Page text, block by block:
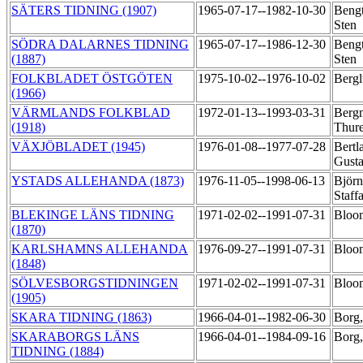
SÄTERS TIDNING (1907)
1965-07-17--1982-10-30
Sten
SÖDRA DALARNES TIDNING
(1887)
1965-07-17--1986-12-30
Sten
FOLKBLADET ÖSTGÖTEN
(1966)
1975-10-02--1976-10-02
VÄRMLANDS FOLKBLAD
(1918)
1972-01-13--1993-03-31
VÄXJÖBLADET (1945)
1976-01-08--1977-07-28
YSTADS ALLEHANDA (1873)
1976-11-05--1998-06-13
BLEKINGE LÄNS TIDNING
(1870)
1971-02-02--1991-07-31
KARLSHAMNS ALLEHANDA
(1848)
1976-09-27--1991-07-31
SÖLVESBORGSTIDNINGEN
(1905)
1971-02-02--1991-07-31
SKARA TIDNING (1863) 1966-04-01--1982-06-30
SKARABORGS LÄNS
TIDNING (1884)
1966-04-01--1984-09-16